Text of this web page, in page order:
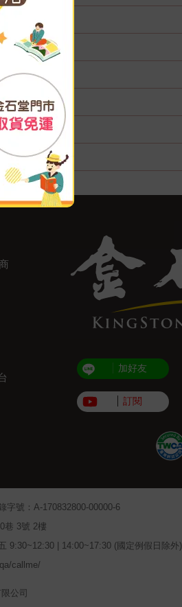
無庫存
無庫存
無庫存
無庫存
加好友
訂閱
字號：A-170832800-00000-6
巷 3號 2樓
9:30~12:30 | 14:00~17:30 (國定例假日除外)
callme/
公司